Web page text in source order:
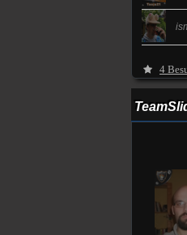
4